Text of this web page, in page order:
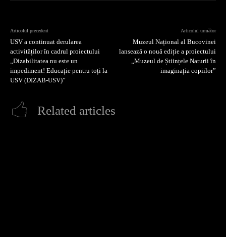
Articolul precedent
USV a continuat derularea
activităților în cadrul proiectului
„Dizabilitatea nu este un
impediment! Educație pentru toți la
USV (DIZAB-USV)”
Articolul următor
Muzeul Național al Bucovinei
lansează o nouă ediție a proiectului
„Muzeul de Științele Naturii în
imaginația copiilor”
Related articles